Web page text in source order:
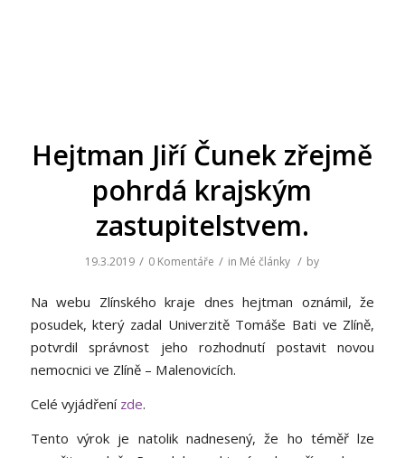
Hejtman Jiří Čunek zřejmě
pohrdá krajským
zastupitelstvem.
19.3.2019 / 0 Komentáře / in Mé články / by
Na webu Zlínského kraje dnes hejtman oznámil, že
posudek, který zadal Univerzitě Tomáše Bati ve Zlíně,
potvrdil správnost jeho rozhodnutí postavit novou
nemocnici ve Zlíně – Malenovicích.
Celé vyjádření zde.
Tento výrok je natolik nadnesený, že ho téměř lze